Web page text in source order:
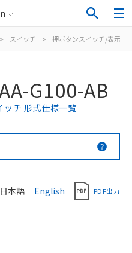
> スイッチ > 押ボタンスイッチ/表示灯
G100-AB
チ 形式仕様一覧
日本語 English PDF出力